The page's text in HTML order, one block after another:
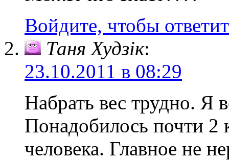
Войдите, чтобы
Таня Худзік:
23.10.2011 в 08:29
Набрать вес трудно. Я
Понадобилось почти 2
человека. Главное не